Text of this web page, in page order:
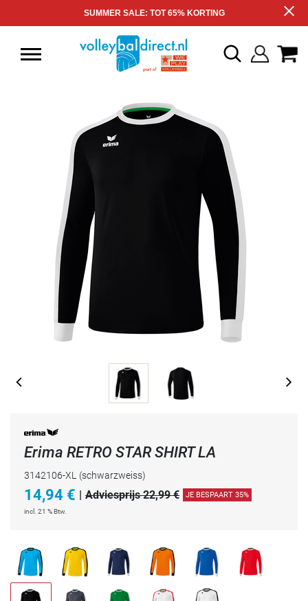
SUMMER SALE: TOT 65% KORTING
Erima RETRO STAR SHIRT LA
3142106-XL (schwarzweiss)
14,94 € | Adviesprijs 22,99 € JE BESPAART 35%
incl. 21 % Btw.